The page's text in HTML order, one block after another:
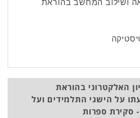
ושילוב המחשב בהוראת
האלקטרוני בהוראת
על הישגי התלמידים ועל
סקירת ספרות